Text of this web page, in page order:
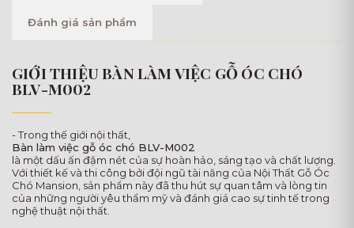
Đánh giá sản phẩm
GIỚI THIỆU BÀN LÀM VIỆC GỖ ÓC CHÓ
BLV-M002
- Trong thế giới nội thất,
Bàn làm việc gỗ óc chó BLV-M002
là một dấu ấn đậm nét của sự hoàn hảo, sáng tạo và chất lượng.
Với thiết kế và thi công bởi đội ngũ tài năng của Nội Thất Gỗ Óc
Chó Mansion, sản phẩm này đã thu hút sự quan tâm và lòng tin
của những người yêu thẩm mỹ và đánh giá cao sự tinh tế trong
nghệ thuật nội thất.